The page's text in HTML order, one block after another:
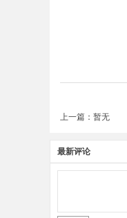
上一篇：暂无
最新评论